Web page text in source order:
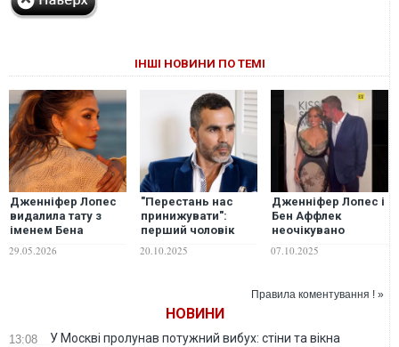
ІНШІ НОВИНИ ПО ТЕМІ
Дженніфер Лопес
видалила тату з
іменем Бена
29.05.2026
"Перестань нас
принижувати":
перший чоловік
заявив, що акторка
20.10.2025
Дженніфер Лопес і
Бен Аффлек
неочікувано
премʼєрі нового
07.10.2025
Правила коментування ! »
НОВИНИ
13:08
У Москві пролунав потужний вибух: стіни та вікна